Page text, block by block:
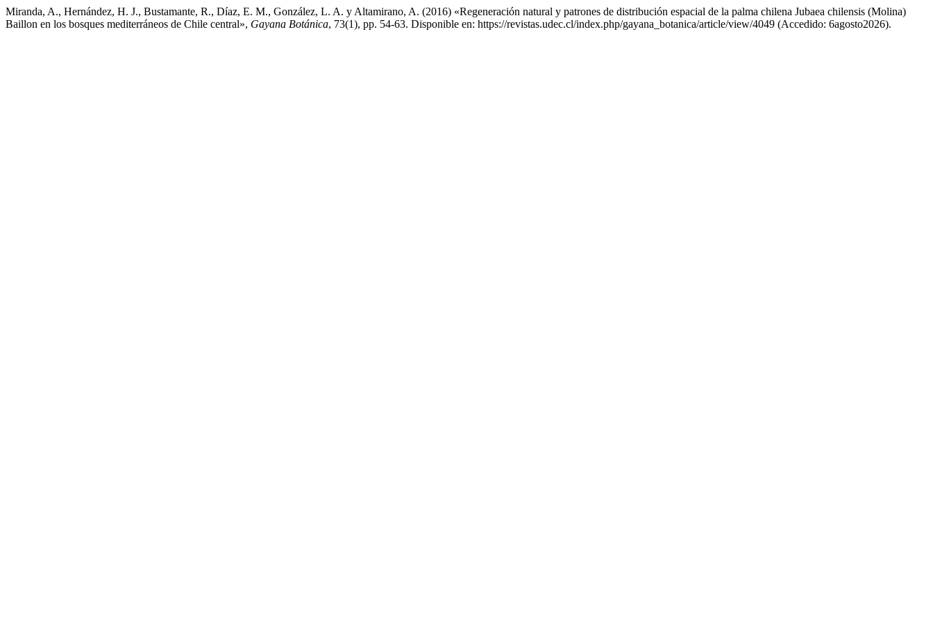
Miranda, A., Hernández, H. J., Bustamante, R., Díaz, E. M., González, L. A. y Altamirano, A. (2016) «Regeneración natural y patrones de distribución espacial de la palma chilena Jubaea chilensis (Molina)
Baillon en los bosques mediterráneos de Chile central», Gayana Botánica, 73(1), pp. 54-63. Disponible en: https://revistas.udec.cl/index.php/gayana_botanica/article/view/4049 (Accedido: 6agosto2026).